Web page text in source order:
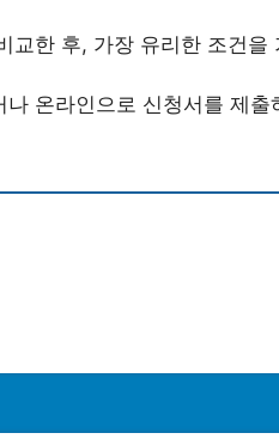
교한 후, 가장 유리한 조건을
온라인으로 신청서를 제출